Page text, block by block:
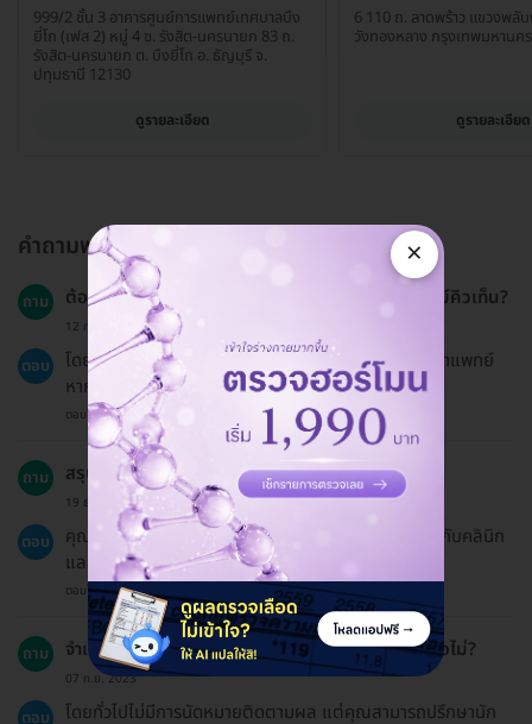
999/2 ชั้น 3 อาคารศูนย์การแพทย์เทศบาลบึง
ยี่โถ (เฟส 2) หมู่ 4 ซ. รังสิต-นครนายก 83 ถ.
รังสิต-นครนายก ต. บึงยี่โถ อ. ธัญบุรี จ.
ปทุมธานี 12130
ดูรายละเอียด
6 110 ถ. ลาดพร้าว แขวงพลั
วังทองหลาง กรุงเทพมหานค
ดูรายละเอียด
คำถามพบบ่อย
ถาม ต้องเตรียมตัวอย่างไรสำหรับการตรวจระดับโคเอนไซม์คิวเท็น?
12 ก.พ. 2023
ตอบ
โดยทั่วไปไม่จำเป็นต้องเตรียมตัวมาก แต่อาจต้องปรึกษาแพทย์
หากคุณกำลังใช้ยาหรือมีปัญหาสุขภาพเฉพาะ.
ตอบโดยทีมงาน HD
ถาม สรุปขั้นตอนการจองแพ็กเกจผ่าน HDmall คืออะไร?
19 ธ.ค. 2024
ตอบ
คุณต้องกดชำระเงินออนไลน์ รับคูปองทางอีเมล โทรนัดกับคลินิก
และยื่นคูปองที่คลินิกเพื่อรับบริการ.
ตอบโดยทีมงาน HD
ถาม จำเป็นต้องมีการนัดหมายติดตามผลหลังการตรวจหรือไม่?
07 ก.ย. 2023
ตอบ
โดยทั่วไปไม่มีการนัดหมายติดตามผล แต่คุณสามารถปรึกษานัก
×